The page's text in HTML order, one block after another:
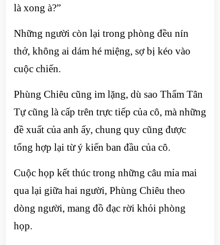
là xong à?”
Những người còn lại trong phòng đều nín
thở, không ai dám hé miệng, sợ bị kéo vào
cuộc chiến.
Phùng Chiêu cũng im lặng, dù sao Thẩm Tân
Tự cũng là cấp trên trực tiếp của cô, mà những
đề xuất của anh ấy, chung quy cũng được
tổng hợp lại từ ý kiến ban đầu của cô.
Cuộc họp kết thúc trong những câu mỉa mai
qua lại giữa hai người, Phùng Chiêu theo
dòng người, mang đồ đạc rời khỏi phòng
họp.